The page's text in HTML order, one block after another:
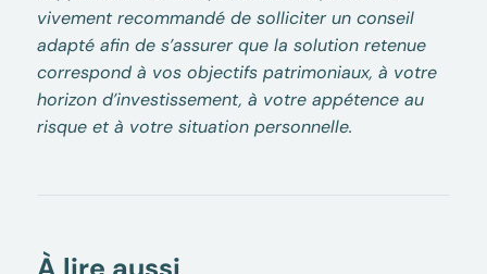
vivement recommandé de solliciter un conseil
adapté afin de s’assurer que la solution retenue
correspond à vos objectifs patrimoniaux, à votre
horizon d’investissement, à votre appétence au
risque et à votre situation personnelle.